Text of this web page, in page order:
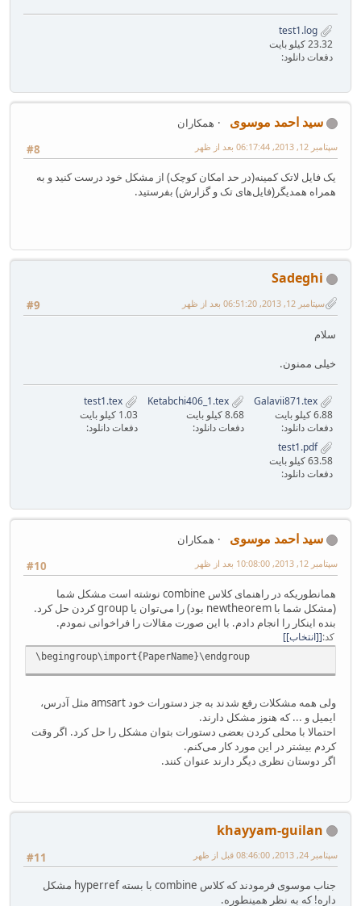
23.32 کیلو بایت
دفعات دانلود:
سید احمد موسوی
همکاران
#8
سپتامبر 12, 2013, 06:17:44 بعد از ظهر
یک فایل لاتک کمینه(در حد امکان کوچک) از مشکل خود درست کنید و به
همراه همدیگر(فایل‌های تک و گزارش) بفرستید.
Sadeghi
#9 سپتامبر 12, 2013, 06:51:20 بعد از ظهر
سلام
خیلی ممنون.
6.88 کیلو بایت
دفعات دانلود:
8.68 کیلو بایت
دفعات دانلود:
1.03 کیلو بایت
دفعات دانلود:
test1.pdf
63.58 کیلو بایت
دفعات دانلود:
سید احمد موسوی
همکاران
#10
سپتامبر 12, 2013, 10:08:00 بعد از ظهر
همانطوریکه در راهنمای کلاس combine‌ نوشته است مشکل شما
(مشکل شما با newtheorem بود) را می‌توان یا group کردن حل کرد.
بنده اینکار را انجام دادم. با این صورت مقالات را فراخوانی نمودم.
کد [انتخاب]
\begingroup\import{PaperName}\endgroup
ولی همه مشکلات رفع شدند به جز دستورات خود amsart مثل آدرس،
ایمیل و ... که هنوز مشکل دارند.
احتمالا با محلی کردن بعضی دستورات بتوان مشکل را حل کرد. اگر وقت
کردم بیشتر در این مورد کار می‌کنم.
اگر دوستان نظری دیگر دارند عنوان کنند.
khayyam-guilan
#11 سپتامبر 24, 2013, 08:46:00 قبل از ظهر
جناب موسوی فرمودند که کلاس combine با بسته hyperref مشکل
داره! که به نظر همینطوره.